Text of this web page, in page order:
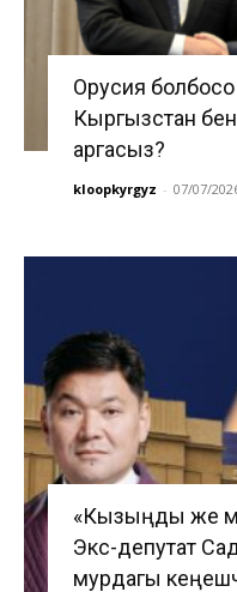
Орусия
Кыргызстан
аргасыз?
kloopkyrgyz - 07/07/
«Кызыңды же
Экс-депутат
мурдагы